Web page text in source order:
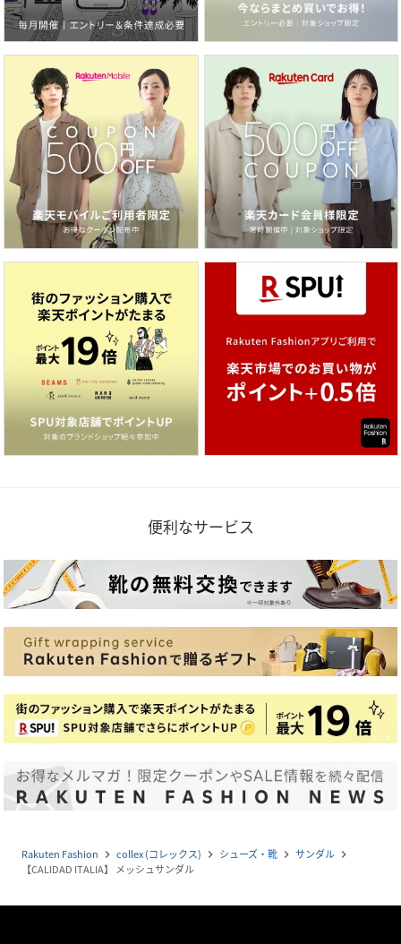
便利なサービス
Rakuten Fashion navigate_next collex (コレックス) navigate_next シューズ・靴 navigate_next サンダル navigate_next
【CALIDAD ITALIA】 メッシュサンダル